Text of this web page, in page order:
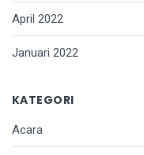
April 2022
Januari 2022
KATEGORI
Acara